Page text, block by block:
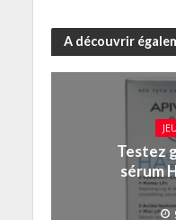
A découvrir
Testez
sérum